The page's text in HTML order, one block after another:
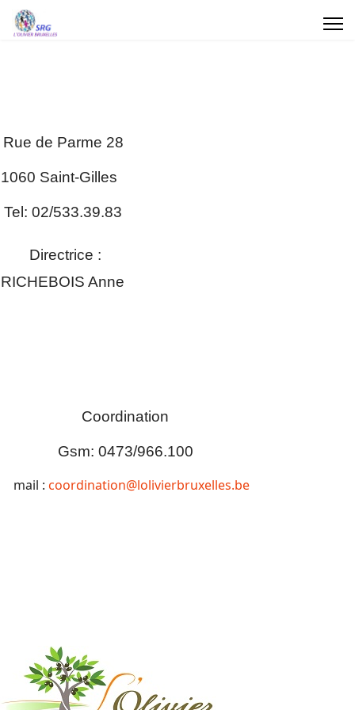
Rue de Parme 28
1060 Saint-Gilles
Tel: 02/533.39.83
Directrice :
RICHEBOIS Anne
Coordination
Gsm: 0473/966.100
mail : coordination@lolivierbruxelles.be